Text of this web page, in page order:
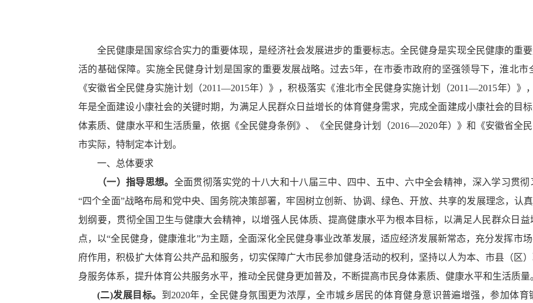
全民健康是国家综合实力的重要体现，是经济社会发展进步的重要标志。全民健身是实现全民健康的重
活的基础保障。实施全民健身计划是国家的重要发展战略。过去5年，在市委市政府的坚强领导下，淮北
《安徽省全民健身实施计划（2011—2015年）》，积极落实《淮北市全民健身实施计划（2011—2015年）
年是全面建设小康社会的关键时期，为满足人民群众日益增长的体育健身需求，完成全面建成小康社会的目
体素质、健康水平和生活质量，依据《全民健身条例》、《全民健身计划（2016—2020年）》和《安徽省全
市实际，特制定本计划。
一、总体要求
（一）指导思想。 全面贯彻落实党的十八大和十八届三中、四中、五中、六中全会精神，深入学习贯
“四个全面”战略布局和党中央、国务院决策部署，牢固树立创新、协调、绿色、开放、共享的发展理念，认
划纲要，贯彻全国卫生与健康大会精神，以增强人民体质、提高健康水平为根本目标，以满足人民群众日
点，以“全民健身，健康淮北”为主题，全面深化全民健身事业改革发展，适应经济发展新常态，充分发挥市
府作用，积极扩大体育公共产品和服务，切实保障广大市民参加健身活动的权利，坚持以人为本、市县（区
身服务体系，提升体育公共服务水平，推动全民健身更加普及，不断提高市民身体素质、健康水平和生活质量
(二)发展目标。 到2020年，全民健身氛围更为浓厚，全市城乡居民的体育健身意识普遍增强，参加体